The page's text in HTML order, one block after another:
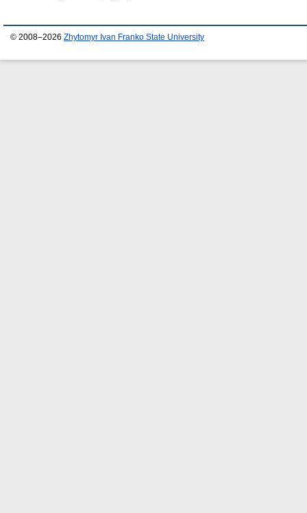
© 2008–2026 Zhytomyr Ivan Franko State University